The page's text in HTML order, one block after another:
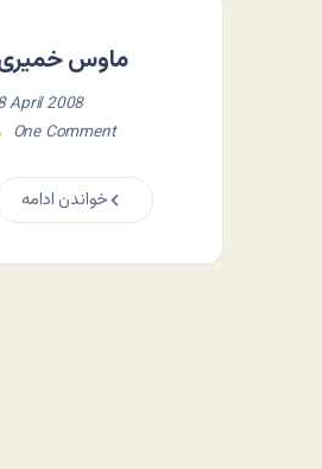
ماوس
April 2008
One Comment
خواندن ادامه